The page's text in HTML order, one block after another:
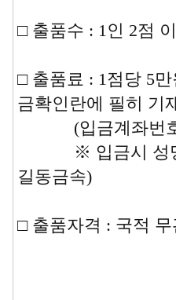
□ 출품수 : 1인 2점
□ 출품료 : 1점당 5
금확인란에 필히 기
(입금계좌번호
※ 입금시 성명과
길동금속)
□ 출품자격 : 국적